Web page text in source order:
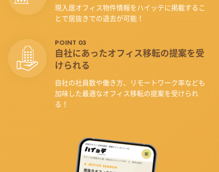
現入居オフィス物件情報をハイッテに掲載するこ
とで居抜きでの退去が可能！
POINT 03
自社にあったオフィス移転の提案を受
けられる
自社の社員数や働き方、リモートワーク率なども
加味した最適なオフィス移転の提案を受けられ
る！